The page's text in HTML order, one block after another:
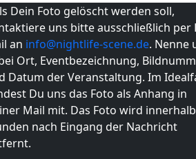
Dein Foto gelöscht werden soll,
uns bitte ausschließlich per
an info@nightlife-scene.de. Nenne
Ort, Eventbezeichnung,
Datum der Veranstaltung. Im
Du uns das Foto als Anhang in
Mail mit. Das Foto wird
nach Eingang der Nachricht